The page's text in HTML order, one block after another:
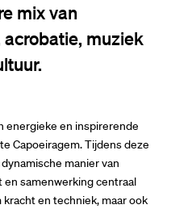
mix van
muziek
energieke en inspirerende
Capoeiragem. Tijdens deze
manier van
samenwerking centraal
en techniek, maar ook